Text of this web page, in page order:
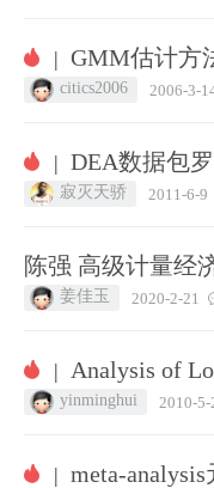
| GMM估计方
citics2006 2006-3-
|
寂灭天骄 2011-6-9
陈强 高级计量经
姜佳玉 2020-2-21
| Analysis of
yinminghui 2010-5-
| meta-